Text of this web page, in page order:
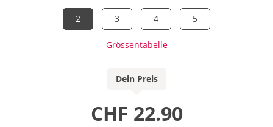
2 3 4 5
Grössentabelle
Dein Preis
CHF 22.90